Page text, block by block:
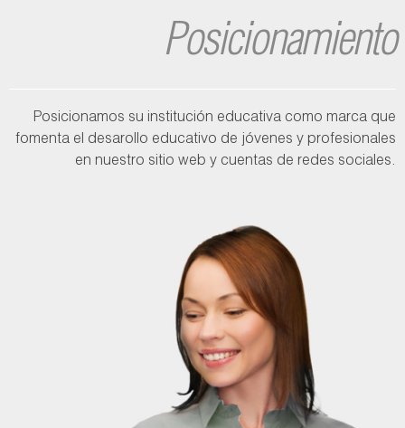
Posicionamiento
Posicionamos su institución educativa como marca que
fomenta el desarollo educativo de jóvenes y profesionales
en nuestro sitio web y cuentas de redes sociales.